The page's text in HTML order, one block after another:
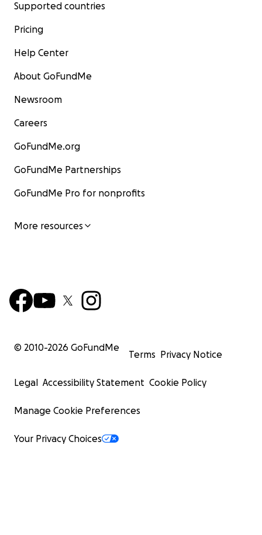
Supported countries
Pricing
Help Center
About GoFundMe
Newsroom
Careers
GoFundMe.org
GoFundMe Partnerships
GoFundMe Pro for nonprofits
More resources
© 2010-2026 GoFundMe
Terms Privacy Notice
Legal Accessibility Statement Cookie Policy
Manage Cookie Preferences
Your Privacy Choices